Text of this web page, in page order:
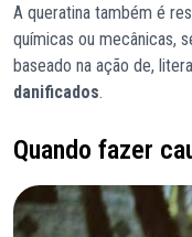
A queratina também é
químicas ou mecânicas,
baseado na ação de,
danificados.
Quando fazer